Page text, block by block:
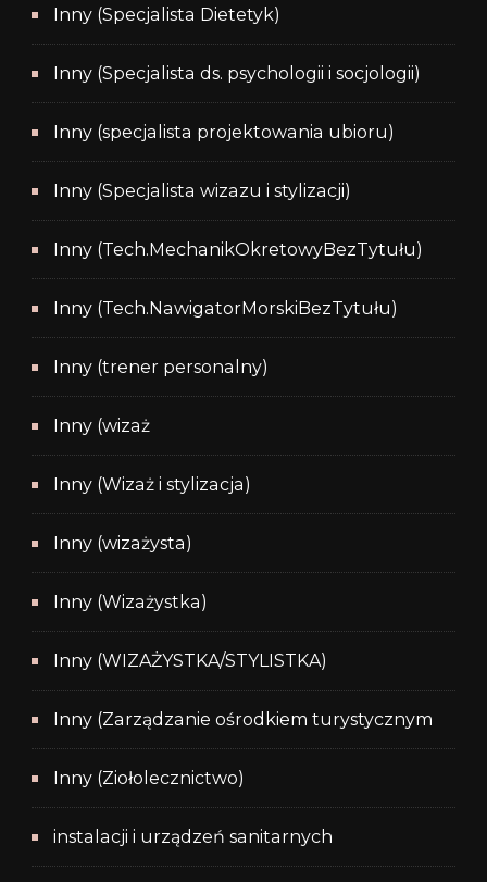
Inny (Specjalista Dietetyk)
Inny (Specjalista ds. psychologii i socjologii)
Inny (specjalista projektowania ubioru)
Inny (Specjalista wizazu i stylizacji)
Inny (Tech.MechanikOkretowyBezTytułu)
Inny (Tech.NawigatorMorskiBezTytułu)
Inny (trener personalny)
Inny (wizaż
Inny (Wizaż i stylizacja)
Inny (wizażysta)
Inny (Wizażystka)
Inny (WIZAŻYSTKA/STYLISTKA)
Inny (Zarządzanie ośrodkiem turystycznym
Inny (Ziołolecznictwo)
instalacji i urządzeń sanitarnych